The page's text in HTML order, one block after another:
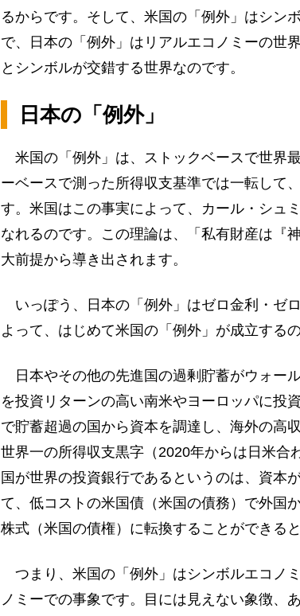
るからです。そして、米国の「例外」はシン
で、日本の「例外」はリアルエコノミーの世
とシンボルが交錯する世界なのです。
日本の「例外」
米国の「例外」は、ストックベースで世界
ーベースで測った所得収支基準では一転して
す。米国はこの事実によって、カール・シュ
なれるのです。この理論は、「私有財産は『
大前提から導き出されます。
いっぽう、日本の「例外」はゼロ金利・ゼ
よって、はじめて米国の「例外」が成立するの
日本やその他の先進国の過剰貯蓄がウォー
を投資リターンの高い南米やヨーロッパに投
で貯蓄超過の国から資本を調達し、海外の高
世界一の所得収支黒字（2020年からは日米合
国が世界の投資銀行であるというのは、資本
て、低コストの米国債（米国の債務）で外国
株式（米国の債権）に転換することができる
つまり、米国の「例外」はシンボルエコノ
ノミーでの事象です。目には見えない象徴、